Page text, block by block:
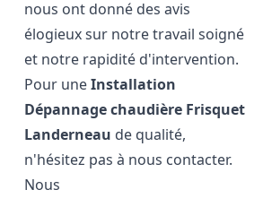
nous ont donné des avis
élogieux sur notre travail soigné
et notre rapidité d'intervention.
Pour uneInstallation
Dépannage chaudière Frisquet
Landerneau de qualité,
n'hésitez pas à nous contacter.
Nous